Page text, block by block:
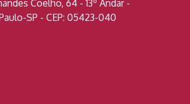
Coelho, 64 - 13º Andar -
SP - CEP: 05423-040